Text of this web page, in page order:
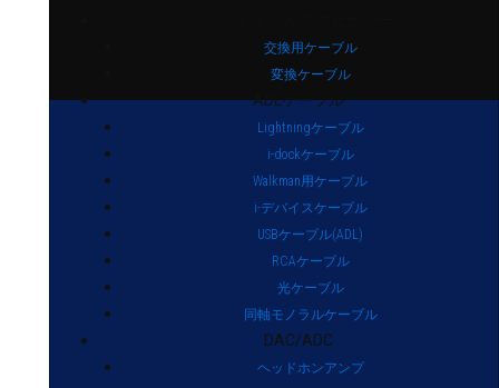
交換用ケーブル
変換ケーブル
ADLケーブル
Lightningケーブル
i-dockケーブル
Walkman用ケーブル
i-デバイスケーブル
USBケーブル(ADL)
RCAケーブル
光ケーブル
同軸モノラルケーブル
DAC/ADC
ヘッドホンアンプ